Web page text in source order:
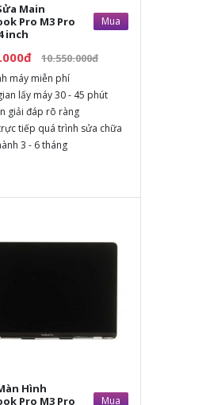
Main
Pro M3 Pro
inch
Mua
10.550.000đ
máy miễn phí
lấy máy 30 - 45 phút
giải đáp rõ ràng
tiếp quá trình sửa chữa
3 - 6 tháng
Hình
Pro M3 Pro
Mua